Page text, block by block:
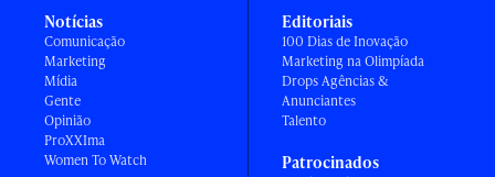
Notícias
Comunicação
Marketing
Mídia
Gente
Opinião
ProXXIma
Women To Watch
Editoriais
100 Dias de Inovação
Marketing na Olimpíada
Drops Agências &
Anunciantes
Talento
Patrocinados